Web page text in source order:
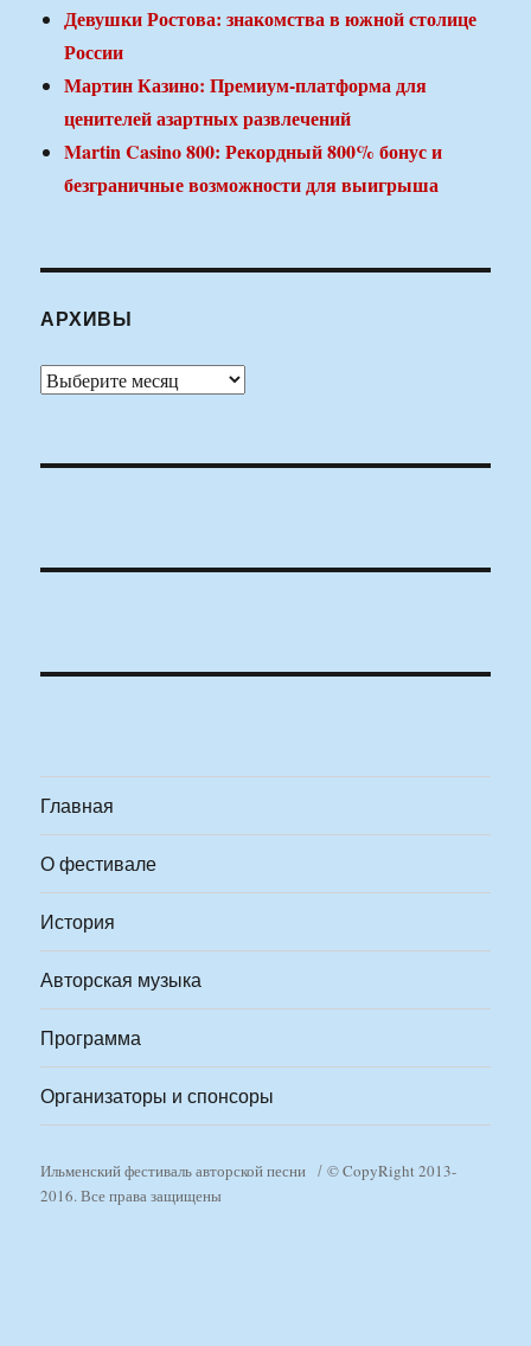
Девушки Ростова: знакомства в южной столице
России
Мартин Казино: Премиум-платформа для
ценителей азартных развлечений
Martin Casino 800: Рекордный 800% бонус и
безграничные возможности для выигрыша
АРХИВЫ
Архивы
Главная
О фестивале
История
Авторская музыка
Программа
Организаторы и спонсоры
Ильменский фестиваль авторской песни
© CopyRight 2013-
2016. Все права защищены